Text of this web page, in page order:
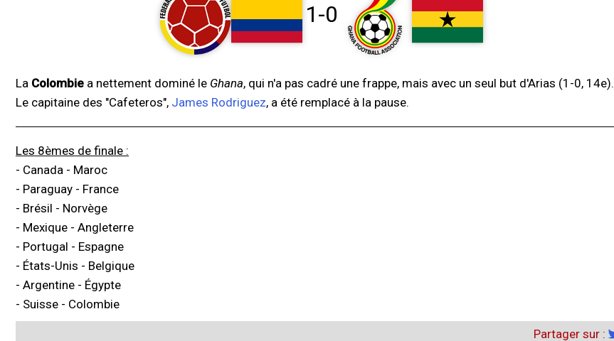
1-0
La Colombie a nettement dominé le Ghana, qui n'a pas cadré une frappe, mais avec un seul but d'Arias (1-0, 14e).
Le capitaine des "Cafeteros", James Rodriguez, a été remplacé à la pause.
Les 8èmes de finale :
- Canada - Maroc
- Paraguay - France
- Brésil - Norvège
- Mexique - Angleterre
- Portugal - Espagne
- États-Unis - Belgique
- Argentine - Égypte
- Suisse - Colombie
Partager sur :